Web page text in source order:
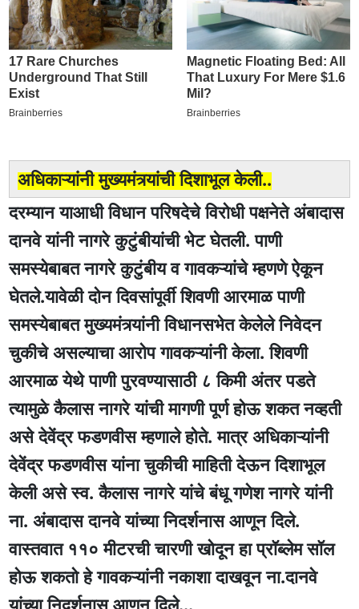
अधिकाऱ्यांनी मुख्यमंत्र्यांची दिशाभूल केली..
दरम्यान याआधी विधान परिषदेचे विरोधी पक्षनेते अंबादास
दानवे यांनी नागरे कुटुंबीयांची भेट घेतली. पाणी
समस्येबाबत नागरे कुटुंबीय व गावकऱ्यांचे म्हणणे ऐकून
घेतले.यावेळी दोन दिवसांपूर्वी शिवणी आरमाळ पाणी
समस्येबाबत मुख्यमंत्र्यांनी विधानसभेत केलेले निवेदन
चुकीचे असल्याचा आरोप गावकऱ्यांनी केला. शिवणी
आरमाळ येथे पाणी पुरवण्यासाठी ८ किमी अंतर पडते
त्यामुळे कैलास नागरे यांची मागणी पूर्ण होऊ शकत नव्हती
असे देवेंद्र फडणवीस म्हणाले होते. मात्र अधिकाऱ्यांनी
देवेंद्र फडणवीस यांना चुकीची माहिती देऊन दिशाभूल
केली असे स्व. कैलास नागरे यांचे बंधू गणेश नागरे यांनी
ना. अंबादास दानवे यांच्या निदर्शनास आणून दिले.
वास्तवात ११० मीटरची चारणी खोदून हा प्रॉब्लेम सॉल
होऊ शकतो हे गावकऱ्यांनी नकाशा दाखवून ना.दानवे
यांच्या निदर्शनास आणून दिले...